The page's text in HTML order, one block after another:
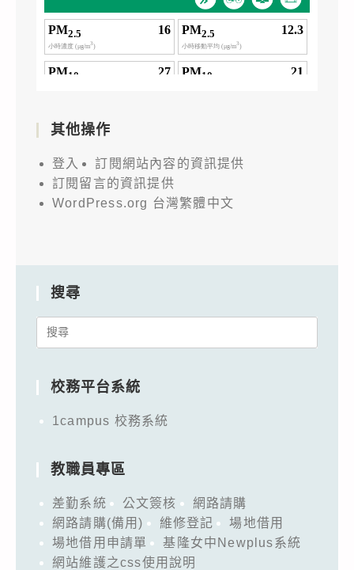
其他操作
登入
訂閱網站內容的資訊提供
訂閱留言的資訊提供
WordPress.org 台灣繁體中文
搜尋
Search
校務平台系統
1campus 校務系統
教職員專區
差勤系統 公文簽核
網路請購
網路請購(備用)
維修登記
場地借用
場地借用申請單
基隆女中Newplus系統
網站維護之css使用說明